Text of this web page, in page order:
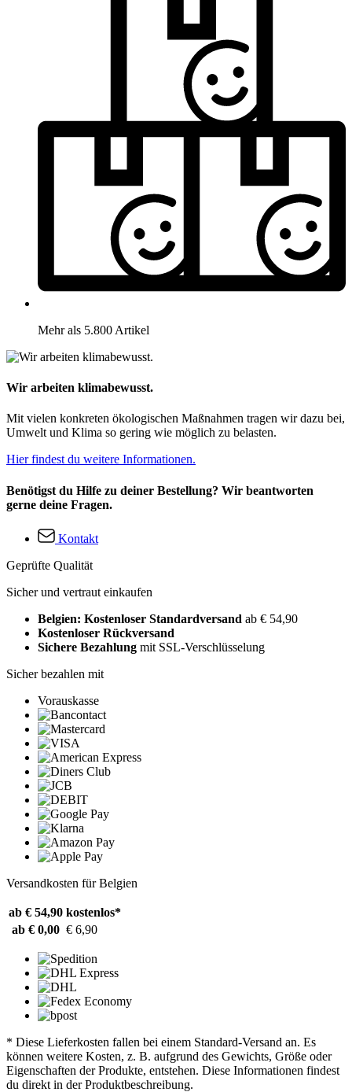
Mehr als 5.800 Artikel
Wir arbeiten klimabewusst.
Mit vielen konkreten ökologischen Maßnahmen tragen wir dazu bei,
Umwelt und Klima so gering wie möglich zu belasten.
Hier findest du weitere Informationen.
Benötigst du Hilfe zu deiner Bestellung? Wir beantworten
gerne deine Fragen.
Kontakt
Geprüfte Qualität
Sicher und vertraut einkaufen
Belgien: Kostenloser Standardversand ab € 54,90
Kostenloser Rückversand
Sichere Bezahlung mit SSL-Verschlüsselung
Sicher bezahlen mit
Vorauskasse
Versandkosten für Belgien
ab € 54,90 kostenlos*
ab € 0,00 € 6,90
* Diese Lieferkosten fallen bei einem Standard-Versand an. Es
können weitere Kosten, z. B. aufgrund des Gewichts, Größe oder
Eigenschaften der Produkte, entstehen. Diese Informationen findest
du direkt in der Produktbeschreibung.